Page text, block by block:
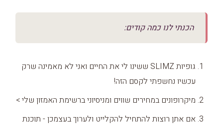
הכנתי לנו כמה קודים:
גופיות SLIMZ ששינו לי את החיים ואני לא מאמינה שרק
עכשיו נחשפתי לקסם הזה!
מיקרופונים במחירים שווים ומניסיוני ברשימת האמזון שלי >
אם אתן רוצות להתחיל להקלייט ולערוך בעצמכן - תוכנת